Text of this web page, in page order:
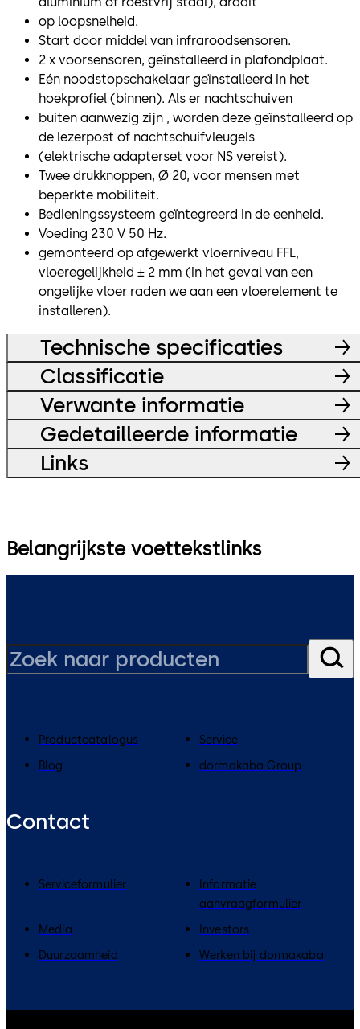
op loopsnelheid.
Start door middel van infraroodsensoren.
2 x voorsensoren, geïnstalleerd in plafondplaat.
Eén noodstopschakelaar geïnstalleerd in het
hoekprofiel (binnen). Als er nachtschuiven
buiten aanwezig zijn , worden deze geïnstalleerd op
de lezerpost of nachtschuifvleugels
(elektrische adapterset voor NS vereist).
Twee drukknoppen, Ø 20, voor mensen met
beperkte mobiliteit.
Bedieningssysteem geïntegreerd in de eenheid.
Voeding 230 V 50 Hz.
gemonteerd op afgewerkt vloerniveau FFL,
vloeregelijkheid ± 2 mm (in het geval van een
ongelijke vloer raden we aan een vloerelement te
installeren).
Technische specificaties
Classificatie
Verwante informatie
Gedetailleerde informatie
Links
Belangrijkste voettekstlinks
Productcatalogus
Service
Blog
dormakaba Group
Contact
Serviceformulier
Informatie
aanvraagformulier
Media
Investors
Duurzaamheid
Werken bij dormakaba